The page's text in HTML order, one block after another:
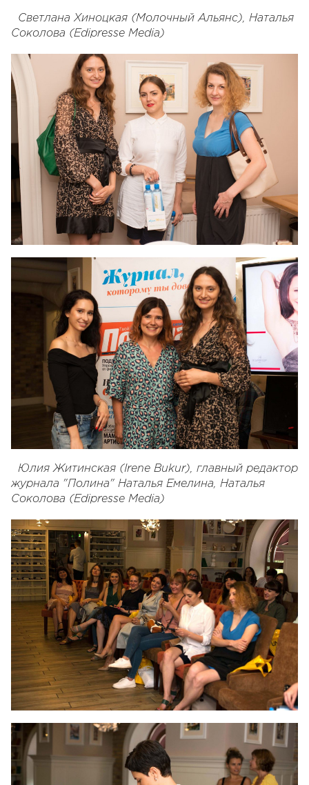
Светлана Хиноцкая (Молочный Альянс), Наталья
Соколова (Edipresse Media)
Юлия Житинская (Irene Bukur), главный редактор
журнала "Полина" Наталья Емелина, Наталья
Соколова (Edipresse Media)